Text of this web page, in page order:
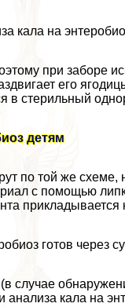
кала на
при заборе
его
в стерильный
детям
по той же
с помощью
прикладывается
готов через
случае
кала на